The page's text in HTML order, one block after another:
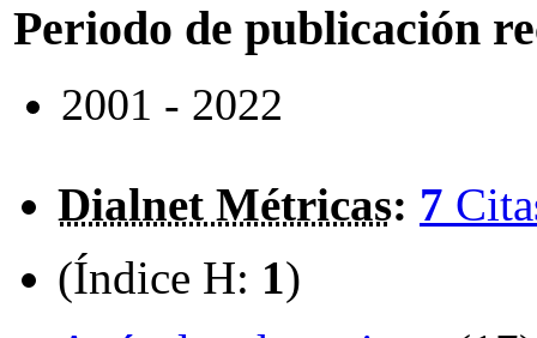
Periodo de publicación
2001 - 2022
Dialnet Métricas: 7
(Índice H: 1)